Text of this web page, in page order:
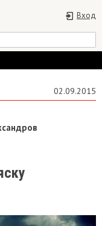
Вход
02.09.2015